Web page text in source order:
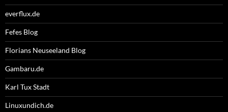
everflux.de
Fefes Blog
Florians Neuseeland Blog
Gambaru.de
Karl Tux Stadt
Linuxundich.de